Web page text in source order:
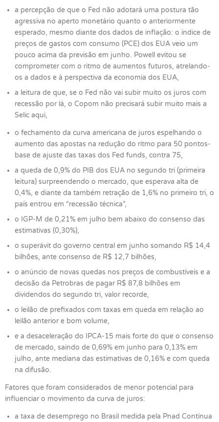
a percepção de que o Fed não adotará uma postura tão
agressiva no aperto monetário quanto o anteriormente
esperado, mesmo diante dos dados de inflação: o índice de
preços de gastos com consumo (PCE) dos EUA veio um
pouco acima da previsão em junho. Powell evitou se
comprometer com o ritmo de aumentos futuros, atrelando-
os a dados e à perspectiva da economia dos EUA,
a leitura de que, se o Fed não vai subir muito os juros com
recessão por lá, o Copom não precisará subir muito mais a
Selic aqui,
o fechamento da curva americana de juros espelhando o
aumento das apostas na redução do ritmo para 50 pontos-
base de ajuste das taxas dos Fed funds, contra 75,
a queda de 0,9% do PIB dos EUA no segundo tri (primeira
leitura) surpreendendo o mercado, que esperava alta de
0,4%, e diante da também retração de 1,6% no primeiro tri, o
país entrou em “recessão técnica”,
o IGP-M de 0,21% em julho bem abaixo do consenso das
estimativas (0,30%),
o superávit do governo central em junho somando R$ 14,4
bilhões, ante consenso de R$ 12,7 bilhões,
o anúncio de novas quedas nos preços de combustíveis e a
decisão da Petrobras de pagar R$ 87,8 bilhões em
dividendos do segundo tri, valor recorde,
o leilão de prefixados com taxas em queda em relação ao
leilão anterior e bom volume,
e a desaceleração do IPCA-15 mais forte do que o consenso
de mercado, saindo de 0,69% em junho para 0,13% em
julho, ante mediana das estimativas de 0,16% e com queda
na difusão.
Fatores que foram considerados de menor potencial para
influenciar o movimento da curva de juros:
a taxa de desemprego no Brasil medida pela Pnad Contínua